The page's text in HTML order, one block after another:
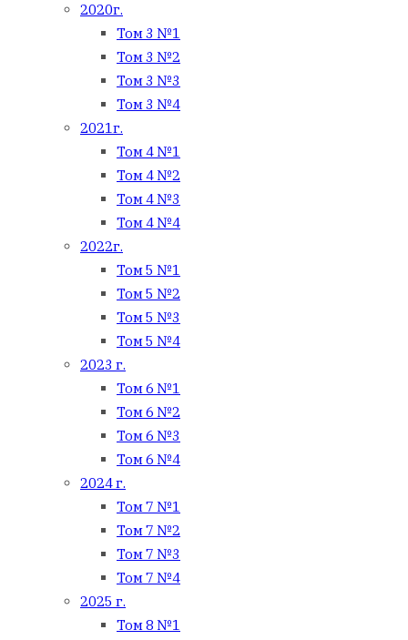
2020г.
Том 3 №1
Том 3 №2
Том 3 №3
Том 3 №4
2021г.
Том 4 №1
Том 4 №2
Том 4 №3
Том 4 №4
2022г.
Том 5 №1
Том 5 №2
Том 5 №3
Том 5 №4
2023 г.
Том 6 №1
Том 6 №2
Том 6 №3
Том 6 №4
2024 г.
Том 7 №1
Том 7 №2
Том 7 №3
Том 7 №4
2025 г.
Том 8 №1